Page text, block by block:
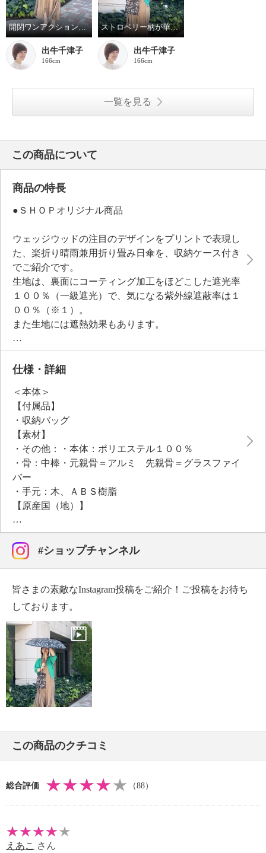
開閉ワンアクション！ウェッジウッドの晴雨兼用折りたたみ日傘
出牛千津子
166cm
ストロベリー柄が華やか！ウェッジウッドの晴雨兼用折りたたみ日傘
出牛千津子
166cm
一覧を見る
この商品について
商品の特長
●ＳＨＯＰオリジナル商品
ウェッジウッドの注目のデザインをプリントで表現し
た、楽折り晴雨兼用折り畳み日傘を、収納ケース付き
でご紹介です。
生地は、裏面にコーティング加工をほどこした遮光率
１００％（一級遮光）で、気になる紫外線遮蔽率は１
００％（※１）。
また生地には遮熱効果もあります。
さらにはっ水加工をほどこしているため、晴雨兼用傘
として一年中活用（※２）。
長傘と折りたたみ傘のそれぞれ良いところを取り入
軽さ、持ちやすい手元にこだわりました。
持ち歩く機会の多い晴雨兼用日傘だからこそ、デザイ
ンにも機能にも妥協したくない方に是非おすすめの一
品です。
（※１）紫外線遮蔽率と遮光率の表記数値は生地での
試験に基づくものであり、製品全体の性能を保証する
ものではありません。
（※２）収納バッグも、はっ水加工をほどこした生地
を採用していますが縫い目から水が漏れる場合があり
ます。
仕様・詳細
＜本体＞
【付属品】
・収納バッグ
【素材】
・その他：・本体：ポリエステル１００％
・骨：中棒・元親骨＝アルミ 先親骨＝グラスファイ
バー
・手元：木、ＡＢＳ樹脂
【原産国（地）】
・中国製
【サイズ】
・親骨 約５０ｃｍ
・全長：（折りたたみ時）約４０．５ｃｍ
【重さ】
・本体：約２４３ｇ
【個体差あり】
※個体差あり
＜収納バッグ＞
【詳細】
・開口部：オープン
・ハンドル：あり （２本）
【素材】
・その他：・本体：ポリエステル
【サイズ】
・サイズ：約 縦３３．５ｃｍ × 最大横２５ｃｍ
・ハンドル立ち上がり約 １４ｃｍ
・Ａ４サイズ：可
・約２５ｇ
【個体差あり】
#ショップチャンネル
皆さまの素敵なInstagram投稿をご紹介！ご投稿をお待ち
しております。
この商品のクチコミ
総合評価 （88）
えあこ さん